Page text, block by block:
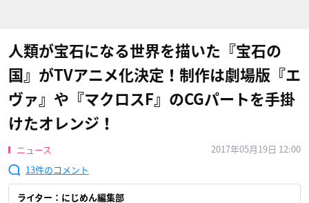
人類が宝石になる世界を描いた『宝石の
国』がTVアニメ化決定！制作は劇場版『エ
ヴァ』や『マクロスF』のCGパートを手掛
けたオレンジ！
ニュース
2017年05月19日 12:00
13
ライター：にじめん編集部